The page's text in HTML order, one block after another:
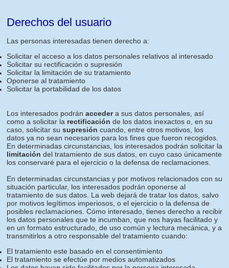
Derechos del usuario
Las personas interesadas tienen derecho a:
Solicitar el acceso a los datos personales relativos al interesado
Solicitar su rectificación o supresión
Solicitar la limitación de su tratamiento
Oponerse al tratamiento
Solicitar la portabilidad de los datos
Los interesados podrán accedera sus datos personales, así
como a solicitar la rectificación de los datos inexactos o, en su
caso, solicitar su supresión cuando, entre otros motivos, los
datos ya no sean necesarios para los fines que fueron recogidos.
En determinadas circunstancias, los interesados podrán solicitar la
limitación del tratamiento de sus datos, en cuyo caso únicamente
los conservaré para el ejercicio o la defensa de reclamaciones.
En determinadas circunstancias y por motivos relacionados con su
situación particular, los interesados podrán oponerse al
tratamiento de sus datos. La web dejará de tratar los datos, salvo
por motivos legítimos imperiosos, o el ejercicio o la defensa de
posibles reclamaciones. Cómo interesado, tienes derecho a recibir
los datos personales que te incumban, que nos hayas facilitado y
en un formato estructurado, de uso común y lectura mecánica, y a
transmitirlos a otro responsable del tratamiento cuando:
El tratamiento este basado en el consentimiento
El tratamiento se efectúe por medios automatizados